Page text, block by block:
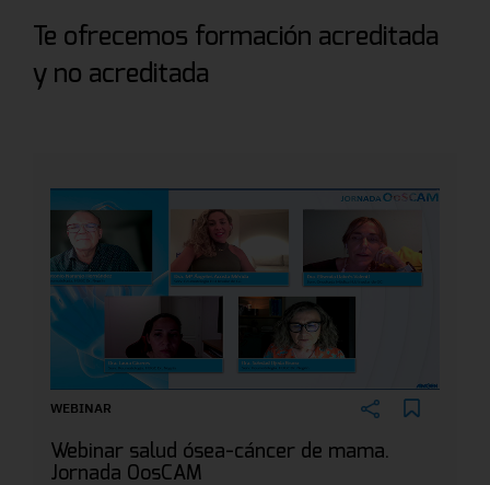
Te ofrecemos formación acreditada
y no acreditada
WEBINAR
Webinar salud ósea-cáncer de mama.
Jornada OosCAM